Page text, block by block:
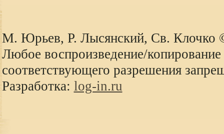
М. Юрьев, Р. Лысянский, Св. Клочко
Любое воспроизведение/копирование
соответствующего разрешения
Разработка: log-in.ru